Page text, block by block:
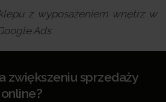
z wyposażeniem wnętrz w
Ads
zwiększeniu sprzedaży